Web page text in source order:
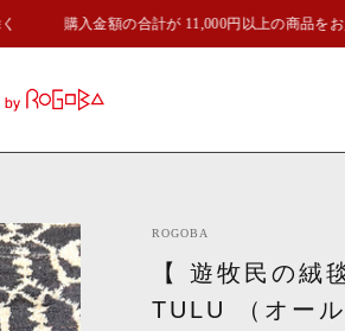
購入金額の合計が 11,000円以上の商品をお
ROGOBA
【 遊牧民の絨
TULU （オー